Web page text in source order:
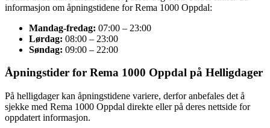
informasjon om åpningstidene for Rema 1000 Oppdal:
Mandag-fredag: 07:00 – 23:00
Lørdag: 08:00 – 23:00
Søndag: 09:00 – 22:00
Åpningstider for Rema 1000 Oppdal på Helligdager
På helligdager kan åpningstidene variere, derfor anbefales det å
sjekke med Rema 1000 Oppdal direkte eller på deres nettside for
oppdatert informasjon.